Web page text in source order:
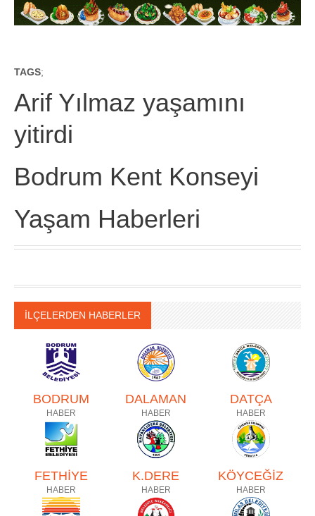
TAGS;
Arif Yılmaz yaşamını
yitirdi
Bodrum Kent Konseyi
Yaşam Haberleri
İLÇELERDEN HABERLER
BODRUM
HABER
DALAMAN
HABER
DATÇA
HABER
FETHİYE
HABER
K.DERE
HABER
KÖYCEĞİZ
HABER